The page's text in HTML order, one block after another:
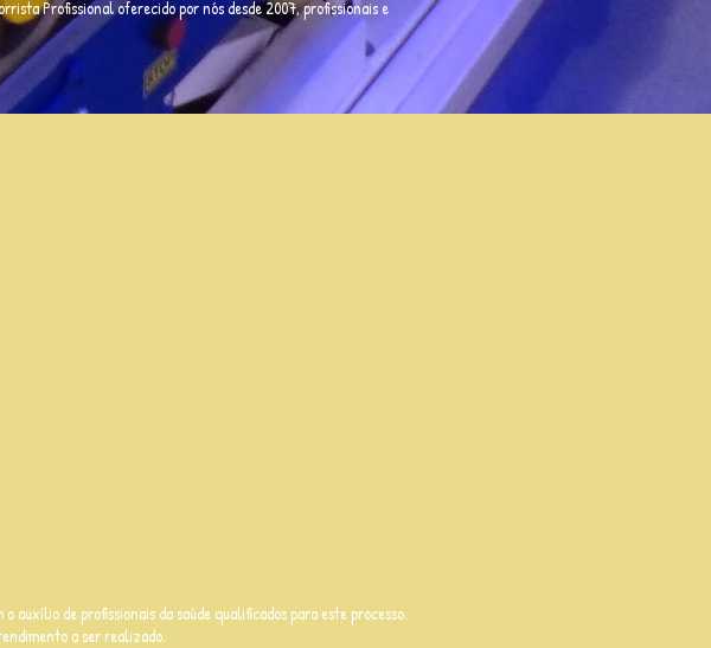
Profissional oferecido por nós desde 2007, profissionais e
de profissionais da saúde qualificados para este processo.
a ser realizado.